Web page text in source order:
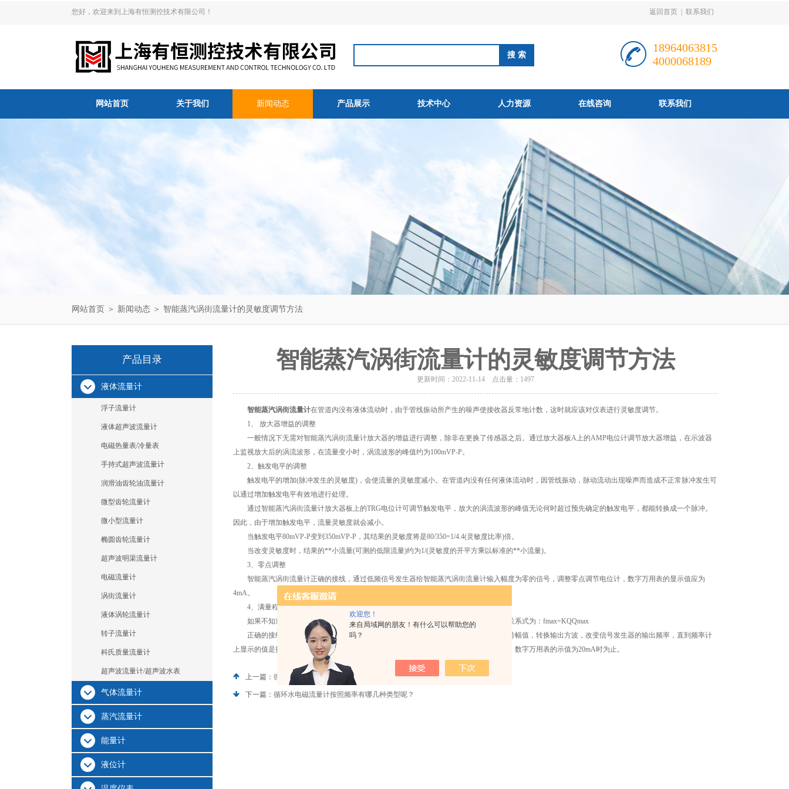
欢迎您！
来自局域网的朋友！有什么可以帮助您的
吗？
您好，欢迎来到上海有恒测控技术有限公司！ 返回首页 联系我们
18964063815
4000068189
网站首页 关于我们 新闻动态 产品展示 技术中心 人力资源 在线咨询 联系我们
网站首页 ＞ 新闻动态 ＞ 智能蒸汽涡街流量计的灵敏度调节方法
产品目录
液体流量计
浮子流量计
液体超声波流量计
电磁热量表/冷量表
手持式超声波流量计
润滑油齿轮油流量计
微型齿轮流量计
微小型流量计
椭圆齿轮流量计
超声波明渠流量计
电磁流量计
涡街流量计
液体涡轮流量计
转子流量计
科氏质量流量计
超声波流量计/超声波水表
气体流量计
蒸汽流量计
能量计
液位计
智能蒸汽涡街流量计的灵敏度调节方法
更新时间：2022-11-14 点击量： 1497
智能蒸汽涡街流量计在管道内没有液体流动时，由于管线振动所产生的噪声使接收器反常地计数，这时就应该对仪表进行灵敏度调节。
1、 放大器增益的调整
一般情况下无需对智能蒸汽涡街流量计放大器的增益进行调整，除非在更换了传感器之后。通过放大器板A上的AMP电位计调节放大器增益，在示波器
上监视放大后的涡流波形，在流量变小时，涡流波形的峰值约为100mVP-P。
2、触发电平的调整
触发电平的增加(脉冲发生的灵敏度)，会使流量的灵敏度减小。在管道内没有任何液体流动时，因管线振动，脉动流动出现噪声而造成不正常脉冲发生可
以通过增加触发电平有效地进行处理。
通过智能蒸汽涡街流量计放大器板上的TRG电位计可调节触发电平，放大的涡流波形的峰值无论何时超过预先确定的触发电平，都能转换成一个脉冲。
因此，由于增加触发电平，流量灵敏度就会减小。
当触发电平80mVP-P变到350mVP-P，其结果的灵敏度将是80/350=1/4.4(灵敏度比率)倍。
当改变灵敏度时，结果的**小流量(可测的低限流量)约为1/(灵敏度的开平方乘以标准的**小流量)。
3、零点调整
智能蒸汽涡街流量计正确的接线，通过低频信号发生器给智能蒸汽涡街流量计输入幅度为零的信号，调整零点调节电位计，数字万用表的显示值应为
4mA。
4、满量程的调整
如果不知道仪表的满量程频率，可通过**流量，计算出满量程频率乙来调校仪表，其关系式为：fmax=KQQmax
正确的接线，智能蒸汽涡街流量计用信号发生器输出信号至电荷放大器，加大输入信号幅值，转换输出方波，改变信号发生器的输出频率，直到频率计
上显示的值是按上式计算出的满量程频率为止。此时，固定频率不变，并调整量程电位计，数字万用表的示值为20mA时为止。
上一篇： 循环水电磁流量计出现物流量无信号问题如何解决
下一篇： 循环水电磁流量计按照频率有哪几种类型呢？